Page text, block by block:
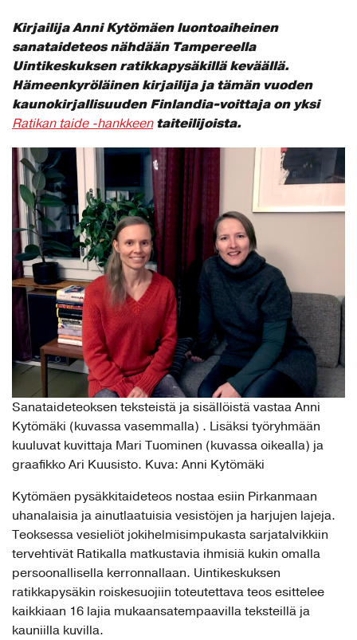
Kirjailija Anni Kytömäen luontoaiheinen
sanataideteos nähdään Tampereella
Uintikeskuksen ratikkapysäkillä keväällä.
Hämeenkyröläinen kirjailija ja tämän vuoden
kaunokirjallisuuden Finlandia-voittaja on yksi
Ratikan taide -hankkeentaiteilijoista.
Sanataideteoksen teksteistä ja sisällöistä vastaa Anni
Kytömäki (kuvassa vasemmalla) . Lisäksi työryhmään
kuuluvat kuvittaja Mari Tuominen (kuvassa oikealla) ja
graafikko Ari Kuusisto. Kuva: Anni Kytömäki
Kytömäen pysäkkitaideteos nostaa esiin Pirkanmaan
uhanalaisia ja ainutlaatuisia vesistöjen ja harjujen lajeja.
Teoksessa vesieliöt jokihelmisimpukasta sarjatalvikkiin
tervehtivät Ratikalla matkustavia ihmisiä kukin omalla
persoonallisella kerronnallaan. Uintikeskuksen
ratikkapysäkin roiskesuojiin toteutettava teos esittelee
kaikkiaan 16 lajia mukaansatempaavilla teksteillä ja
kauniilla kuvilla.